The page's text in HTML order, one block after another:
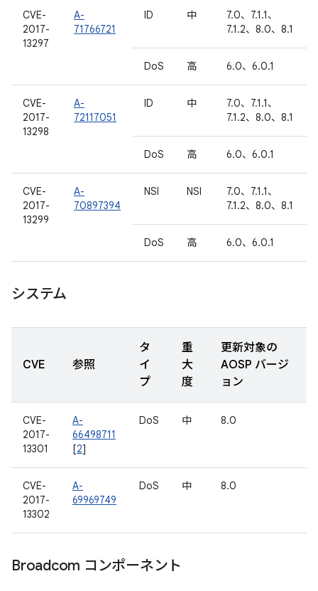
CVE-
2017-
13297
A-
71766721
ID 中
7.0、7.1.1、
7.1.2、8.0、8.1
DoS 高 6.0、6.0.1
CVE-
2017-
13298
A-
72117051
ID 中
7.0、7.1.1、
7.1.2、8.0、8.1
DoS 高 6.0、6.0.1
CVE-
2017-
13299
A-
70897394
NSI NSI
7.0、7.1.1、
7.1.2、8.0、8.1
DoS 高 6.0、6.0.1
システム
CVE 参照
タ
イ
プ
重
大
度
更新対象の
AOSP バージ
ョン
CVE-
2017-
13301
A-
66498711
[2]
DoS 中 8.0
CVE-
2017-
13302
A-
69969749
DoS 中 8.0
Broadcom コンポーネント